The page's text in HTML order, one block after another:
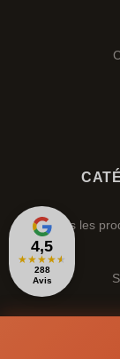
4,5
★★★★★
288
Avis
Tous les